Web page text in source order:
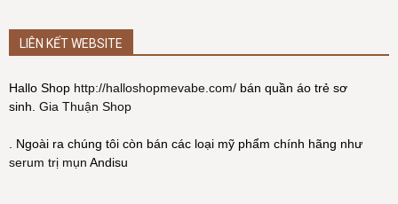
LIÊN KẾT WEBSITE
Hallo Shop http://halloshopmevabe.com/ bán quần áo trẻ sơ
sinh. Gia Thuận Shop
. Ngoài ra chúng tôi còn bán các loại mỹ phẩm chính hãng như
serum trị mụn Andisu